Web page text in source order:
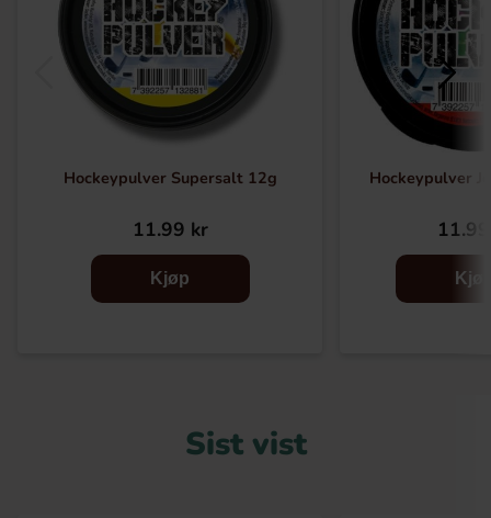
Hockeypulver Supersalt 12g
11.99 kr
Kjøp
Hockeypulver
Sist vist